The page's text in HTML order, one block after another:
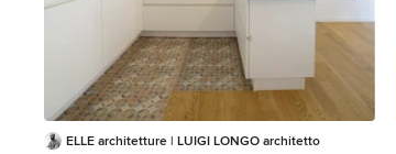
ELLE architetture | LUIGI LONGO architetto